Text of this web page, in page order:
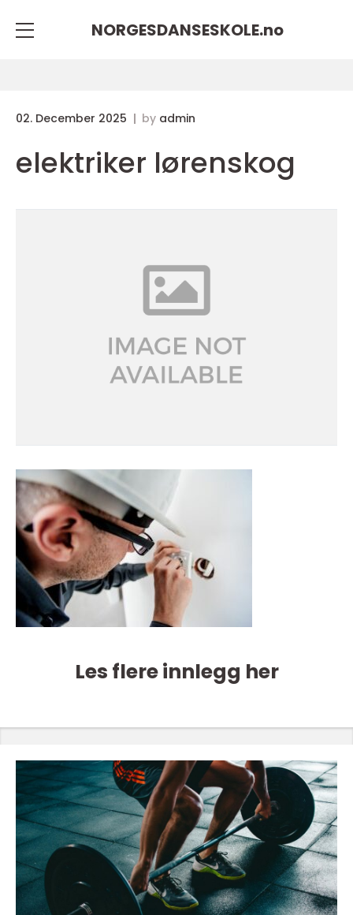
NORGESDANSESKOLE.no
02. December 2025 by admin
elektriker lørenskog
Les flere innlegg her